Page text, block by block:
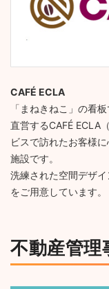
CAFÉ ECLA
「まねきねこ」の看
直営するCAFÉ ECLA
ビスで訪れたお客様
施設です。
洗練された空間デザ
をご用意しています。
不動産管理